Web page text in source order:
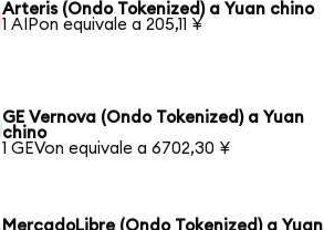
Arteris (Ondo Tokenized) a Yuan chino
1 AIPon equivale a 205,11 ¥
GE Vernova (Ondo Tokenized) a Yuan
chino
1 GEVon equivale a 6702,30 ¥
MercadoLibre (Ondo Tokenized) a Yuan